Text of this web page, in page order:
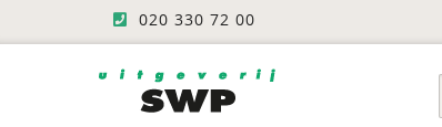
020 330 72 00